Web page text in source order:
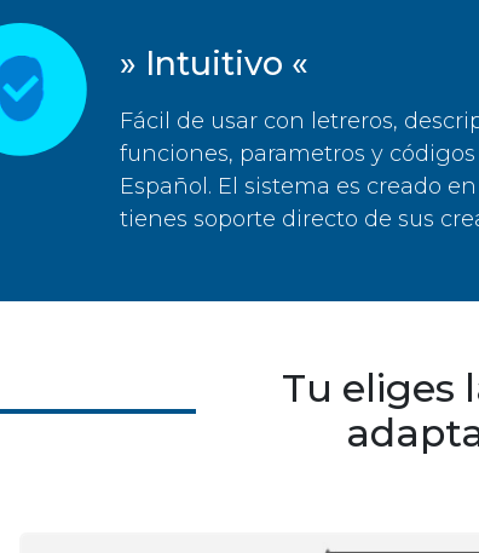
» Intuitivo «
Fácil de usar con letreros,
funciones, parametros y códigos
Español. El sistema es creado
tienes soporte directo de sus
Tu eliges